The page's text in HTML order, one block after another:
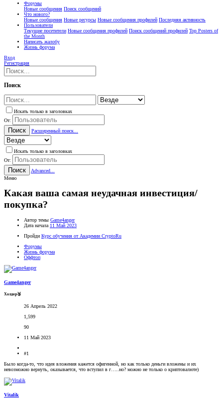
Форумы
Новые сообщения Поиск сообщений
Что нового?
Новые сообщения Новые ресурсы Новые сообщения профилей Последняя активность
Пользователи
Текущие посетители Новые сообщения профилей Поиск сообщений профилей Top Posters of
the Month
Написать жалобу
Жизнь форума
Вход
Регистрация
Поиск
Искать только в заголовках
От:
Поиск Расширенный поиск...
Искать только в заголовках
От:
Поиск
Advanced...
Меню
Какая ваша самая неудачная инвестиция/
покупка?
Автор темы Game4anger
Дата начала 11 Май 2023
Пройди Курс обучения от Академии CryptoRu
Форумы
Жизнь форума
Оффтоп
Game4anger
Холдер🥉
26 Апрель 2022
1,599
90
11 Май 2023
#1
Было когда-то, что идея вложения кажется офигенной, но как только деньги вложены и их
невозможно вернуть, оказывается, что вступил в г…..но? можно не только о криптовалюте)
Vitalik